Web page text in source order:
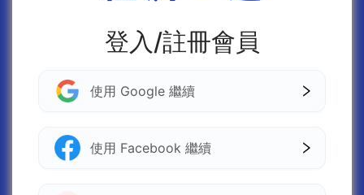
登入/註冊會員
使用 Google 繼續
使用 Facebook 繼續